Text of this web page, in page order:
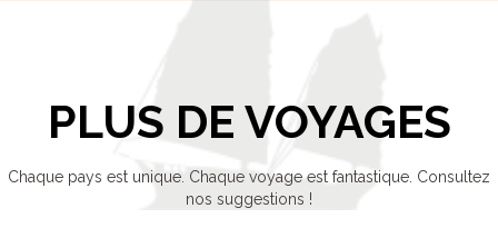
PLUS DE VOYAGES
Chaque pays est unique. Chaque voyage est fantastique. Consultez
nos suggestions !